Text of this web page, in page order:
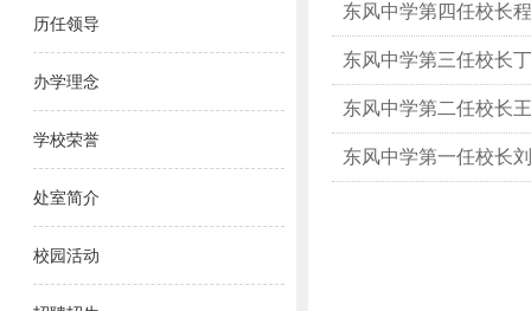
历任领导
办学理念
学校荣誉
处室简介
校园活动
东风中学第四任校长
东风中学第三任校长
东风中学第二任校长
东风中学第一任校长